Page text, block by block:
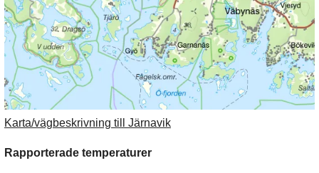
Karta/vägbeskrivning till Järnavik
Rapporterade temperaturer